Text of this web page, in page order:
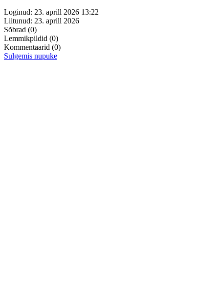
Loginud: 23. aprill 2026 13:22
Liitunud: 23. aprill 2026
Sõbrad (0)
Lemmikpildid (0)
Kommentaarid (0)
Sulgemis nupuke